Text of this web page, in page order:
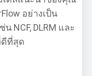
อย่างเป็น
NCF, DLRM และ
ดีที่สุด